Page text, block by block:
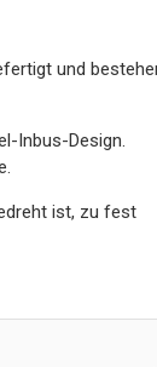
und
Inbus-Design.
ist, zu fest